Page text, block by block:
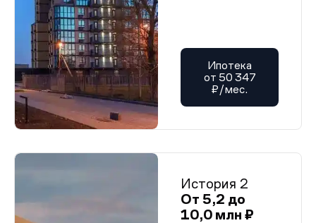
Ипотека
от 50 347
₽/мес.
История 2
От 5,2 до
10,0 млн ₽